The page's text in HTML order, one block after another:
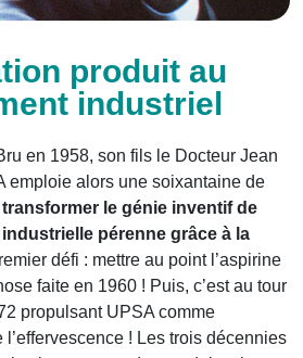
produit au
industriel
en 1958, son fils le Docteur Jean
emploie alors une soixantaine de
transformer le génie inventif de
pérenne grâce à la
défi : mettre au point l’aspirine
faite en 1960 ! Puis, c’est au tour
propulsant UPSA comme
l’effervescence ! Les trois décennies